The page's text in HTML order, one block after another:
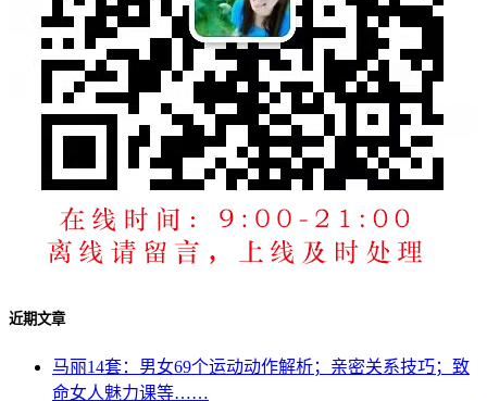
近期文章
马丽14套：男女69个运动动作解析；亲密关系技巧；致
命女人魅力课等……